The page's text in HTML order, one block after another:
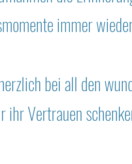
immer
bei all den
ihr Vertrauen